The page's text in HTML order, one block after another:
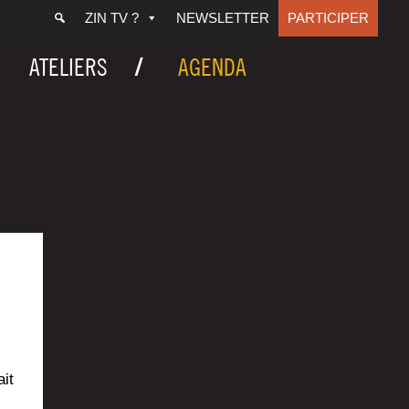
ZIN TV ? NEWSLETTER PARTICIPER
ATELIERS AGENDA